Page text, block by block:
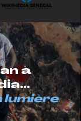
à
lumière